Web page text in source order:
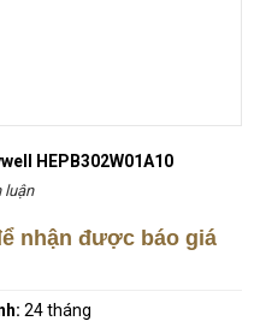
HEPB302W01A10
luận
nhận được báo giá
24 tháng